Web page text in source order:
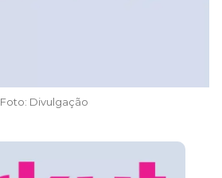
Foto: Divulgação